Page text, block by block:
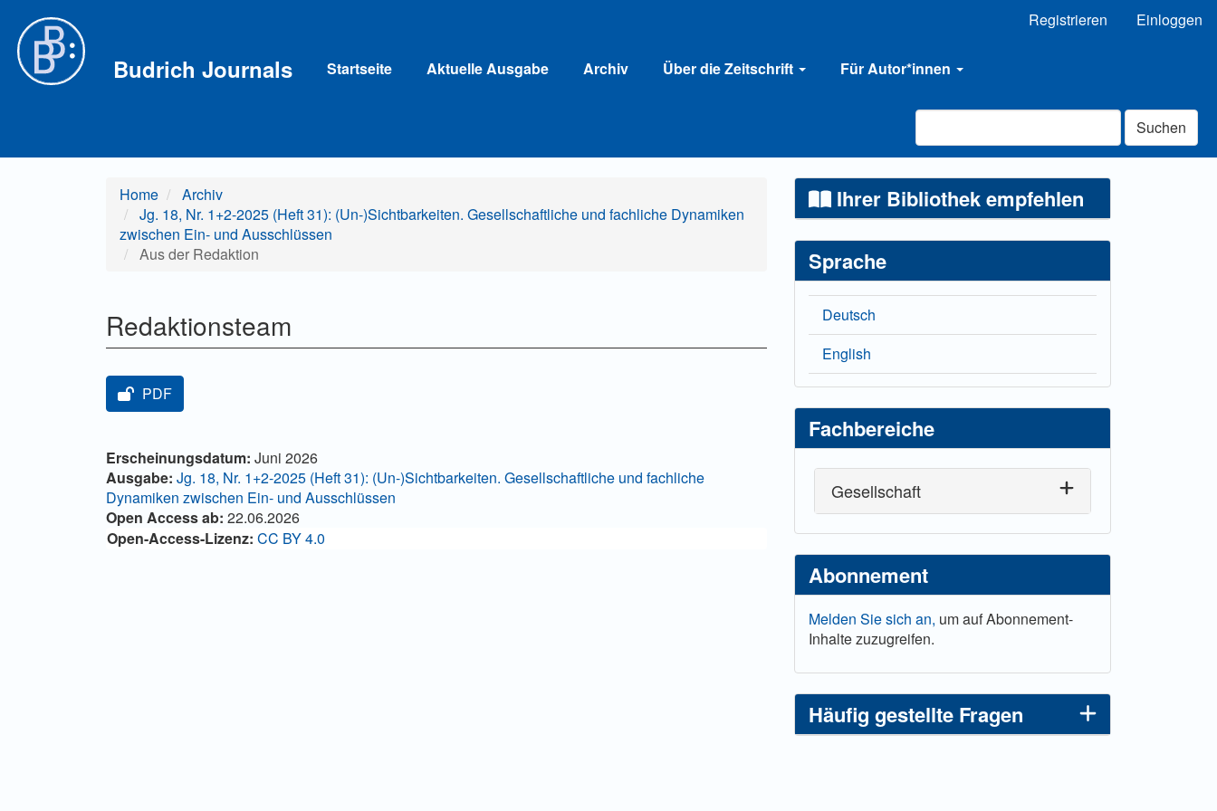
Hauptinhalt
Sidebar
Registrieren Einloggen
Budrich Journals Startseite Aktuelle Ausgabe Archiv Über die Zeitschrift Für Autor*innen
Suchen
Home
Archiv
Jg. 18, Nr. 1+2-2025 (Heft 31): (Un-)Sichtbarkeiten. Gesellschaftliche und fachliche Dynamiken
zwischen Ein- und Ausschlüssen
Aus der Redaktion
Redaktionsteam
Artikel-Sidebar
PDF
Hauptsächlicher Artikelinhalt
Artikel-Details
Erscheinungsdatum: Juni 2026
Ausgabe: Jg. 18, Nr. 1+2-2025 (Heft 31): (Un-)Sichtbarkeiten. Gesellschaftliche und fachliche
Dynamiken zwischen Ein- und Ausschlüssen
Open Access ab: 22.06.2026
Open-Access-Lizenz: CC BY 4.0
Ihrer Bibliothek empfehlen
Sprache
Deutsch
English
Fachbereiche
Gesellschaft
Abonnement
Melden Sie sich an, um auf Abonnement-
Inhalte zuzugreifen.
Häufig gestellte Fragen